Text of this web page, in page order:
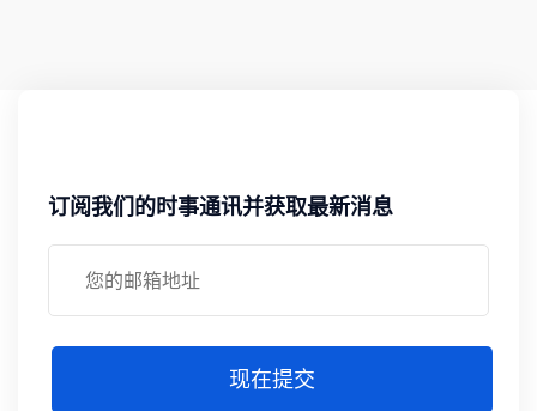
订阅我们的时事通讯并获取最新消息
现在提交